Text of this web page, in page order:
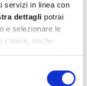
servizi in linea con
dettagli potrai
e selezionare le
cookie, anche
avere maggiori